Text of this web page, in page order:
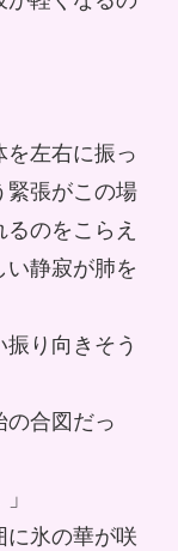
左右に振っ
緊張がこの場
のをこらえ
い静寂が肺を
り向きそう
合図だっ
氷の華が咲